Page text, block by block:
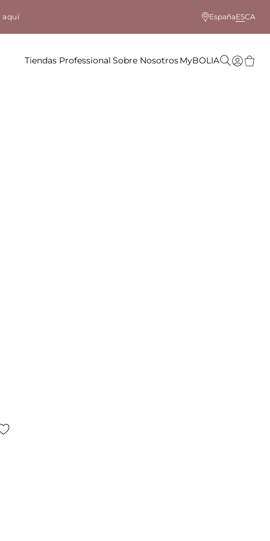
aquí EspañaESCA
Tiendas Professional Sobre NosotrosMyBOLIA